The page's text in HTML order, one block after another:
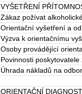
VYŠETŘENÍ
Zákaz požívat
Orientační vyšetření a
Výzva k orientačnímu
Osoby provádějící
Povinnosti
Úhrada nákladů na
ORIENTAČNÍ